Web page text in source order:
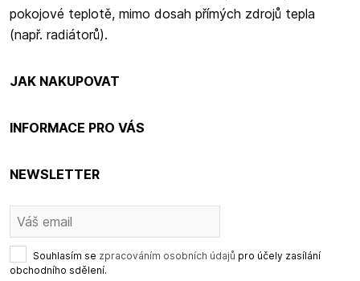
pokojové teplotě, mimo dosah přímých zdrojů tepla
(např. radiátorů).
JAK NAKUPOVAT
INFORMACE PRO VÁS
NEWSLETTER
Souhlasím se zpracováním osobních údajů pro účely zasílání
obchodního sdělení.